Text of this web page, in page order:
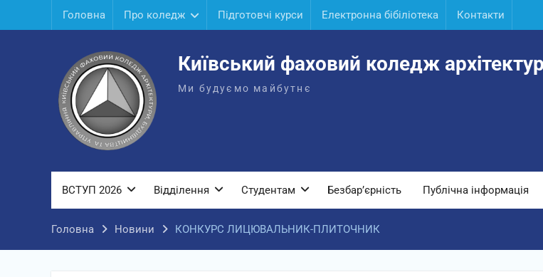
Головна Про коледж Підготовчі курси Електронна бібіліотека Контакти
Київський фаховий коледж
Ми будуємо майбутнє
ВСТУП 2026 Відділення Студентам Безбар’єрність Публічна інформація
Головна Новини КОНКУРС ЛИЦЮВАЛЬНИК-ПЛИТОЧНИК